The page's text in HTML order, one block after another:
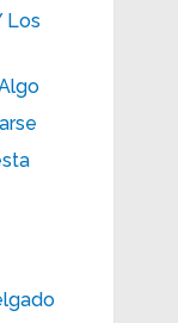
Los